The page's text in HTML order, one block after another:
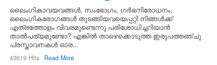
ലൈംഗികാവയവങ്ങള്‍, സംഭോഗം, ഗര്‍ഭനിരോധനം,
ലൈംഗികരോഗങ്ങള്‍ തുടങ്ങിയവയെപ്പറ്റി നിങ്ങള്‍ക്ക്
എത്രത്തോളം വിവരമുണ്ടെന്നു പരിശോധിച്ചറിയാന്‍
താല്‍പര്യമുണ്ടോ? എങ്കില്‍ താഴെക്കൊടുത്ത ഇരുപത്തഞ്ചു
പ്രസ്താവനകള്‍ ഓര...
43619 Hits Read More